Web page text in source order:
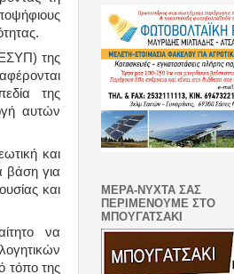
της
της
αυτών
και
βάση για
και
να
τόπο της
ΜΕΡΑ-ΝΥΧΤΑ ΣΑΣ
ΠΕΡΙΜΕΝΟΥΜΕ ΣΤΟ
ΜΠΟΥΓΑΤΣΑΚΙ